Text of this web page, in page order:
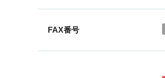
FAX番号